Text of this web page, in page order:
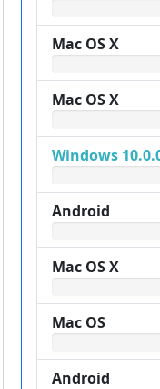
Mac OS X
Mac OS X
Windows
Android
Mac OS X
Mac OS
Android